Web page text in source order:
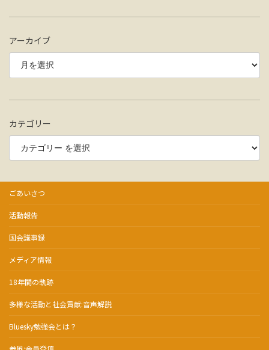
アーカイブ
カテゴリー
ごあいさつ
活動報告
国会議事録
メディア情報
18年間の軌跡
多様な活動と社会貢献:音声解説
Bluesky勉強会とは？